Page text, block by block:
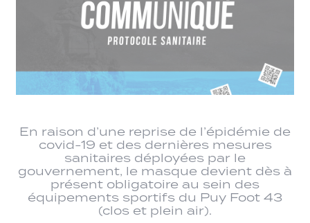
En raison d’une reprise de l’épidémie de
covid-19 et des dernières mesures
sanitaires déployées par le
gouvernement, le masque devient dès à
présent obligatoire au sein des
équipements sportifs du Puy Foot 43
(clos et plein air).